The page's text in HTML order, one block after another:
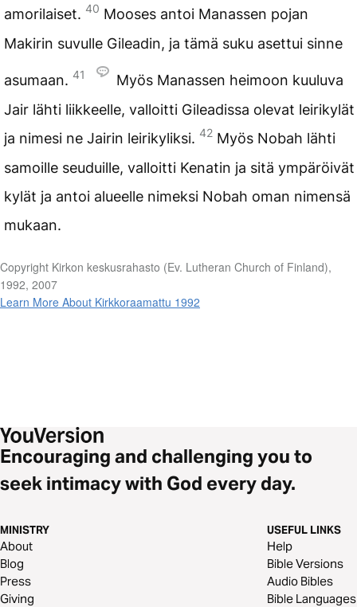
amorilaiset. 40 Mooses antoi Manassen pojan
Makirin suvulle Gileadin, ja tämä suku asettui sinne
asumaan. 41
Myös Manassen heimoon kuuluva
Jair lähti liikkeelle, valloitti Gileadissa olevat leirikylät
ja nimesi ne Jairin leirikyliksi. 42 Myös Nobah lähti
samoille seuduille, valloitti Kenatin ja sitä ympäröivät
kylät ja antoi alueelle nimeksi Nobah oman nimensä
mukaan.
Copyright Kirkon keskusrahasto (Ev. Lutheran Church of Finland),
1992, 2007
Learn More About Kirkkoraamattu 1992
Encouraging and challenging you to
seek intimacy with God every day.
MINISTRY
About
Blog
Press
Giving
USEFUL LINKS
Help
Bible Versions
Audio Bibles
Bible Languages